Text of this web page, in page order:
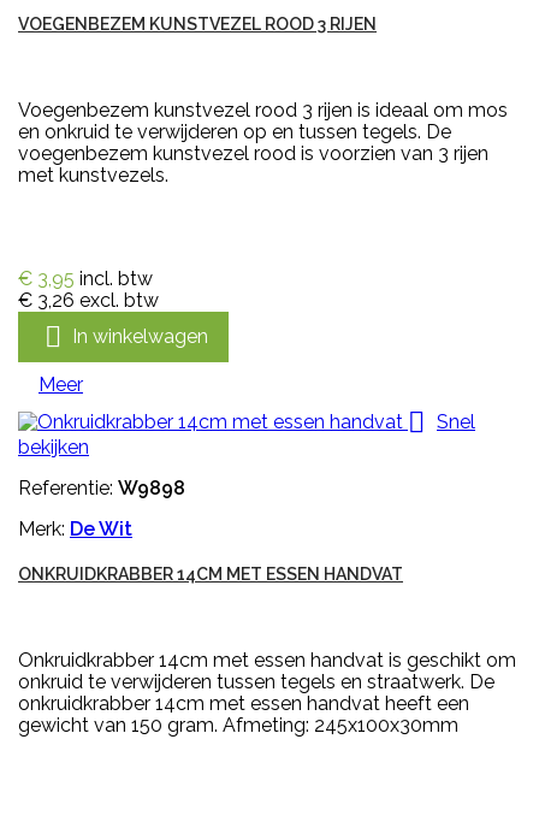
VOEGENBEZEM KUNSTVEZEL ROOD 3 RIJEN
Voegenbezem kunstvezel rood 3 rijen is ideaal om mos
en onkruid te verwijderen op en tussen tegels. De
voegenbezem kunstvezel rood is voorzien van 3 rijen
met kunstvezels.
€ 3,95 incl. btw
€ 3,26 excl. btw
 In winkelwagen
Meer

Snel
bekijken
Referentie: W9898
Merk: De Wit
ONKRUIDKRABBER 14CM MET ESSEN HANDVAT
Onkruidkrabber 14cm met essen handvat is geschikt om
onkruid te verwijderen tussen tegels en straatwerk. De
onkruidkrabber 14cm met essen handvat heeft een
gewicht van 150 gram. Afmeting: 245x100x30mm